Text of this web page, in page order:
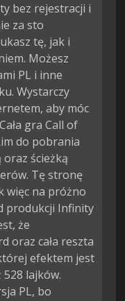
bez rejestracji i
za sto
tę, jak i
Możesz
PL i inne
Wystarczy
aby móc
gra Call of
do pobrania
oraz ścieżką
Tę stronę
więc na próżno
produkcji Infinity
że
oraz cała reszta
efektem jest
lajków.
PL, bo